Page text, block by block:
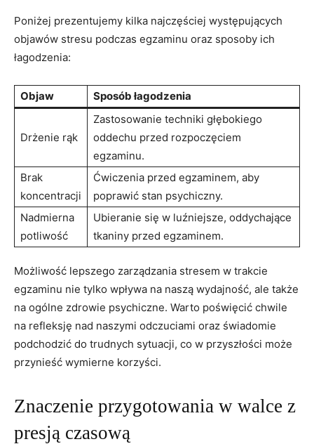
Poniżej prezentujemy kilka najczęściej ​występujących
objawów stresu podczas egzaminu oraz sposoby ich
łagodzenia:
Objaw Sposób łagodzenia
Drżenie rąk
Zastosowanie techniki głębokiego⁣
oddechu przed rozpoczęciem
egzaminu.
Brak
koncentracji
Ćwiczenia przed egzaminem, aby
poprawić stan psychiczny.
Nadmierna
potliwość
Ubieranie⁤ się w⁤ luźniejsze, ⁣oddychające
tkaniny ‍przed ‌egzaminem.
Możliwość lepszego zarządzania stresem w trakcie
egzaminu nie tylko wpływa na naszą wydajność, ale także
na ogólne ⁢zdrowie psychiczne. Warto⁣ poświęcić chwile
na​ refleksję nad ‍naszymi odczuciami oraz świadomie
podchodzić do‌ trudnych sytuacji, co w przyszłości może
przynieść wymierne korzyści.
Znaczenie przygotowania w walce z
presją⁣ czasową